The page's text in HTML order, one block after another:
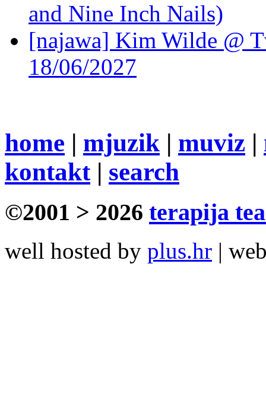
and Nine Inch Nails)
[najawa] Kim Wilde @
18/06/2027
home | mjuzik | muviz |
kontakt| search
©2001 > 2026 terapija
well hosted by plus.hr |